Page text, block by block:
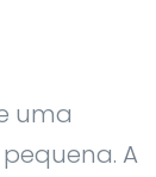
uma
A